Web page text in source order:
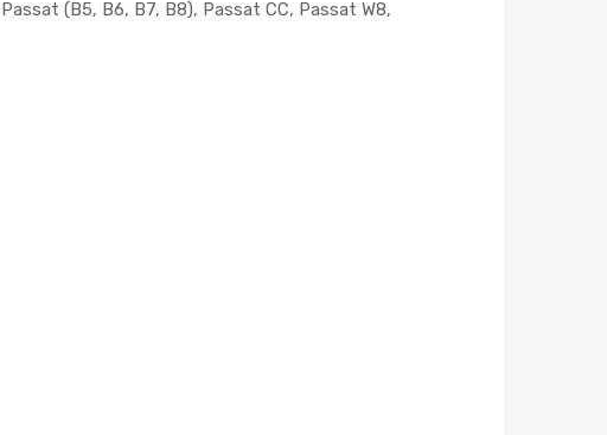
(B5, B6, B7, B8), Passat CC, Passat W8,